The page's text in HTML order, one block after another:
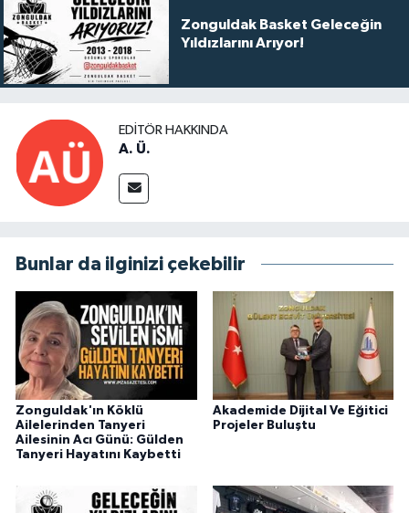
Zonguldak Basket Geleceğin
Yıldızlarını Arıyor!
EDITÖR HAKKINDA
A. Ü.
Bunlar da ilginizi çekebilir
Zonguldak'ın Köklü
Ailelerinden Tanyeri
Ailesinin Acı Günü: Gülden
Tanyeri Hayatını Kaybetti
Akademide Dijital Ve Eğitici
Projeler Buluştu